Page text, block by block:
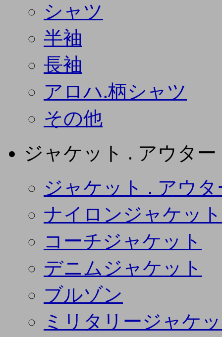
シャツ
半袖
長袖
アロハ.柄シャツ
その他
ジャケット . アウター
ジャケット . アウタ
ナイロンジャケット
コーチジャケット
デニムジャケット
ブルゾン
ミリタリージャケ